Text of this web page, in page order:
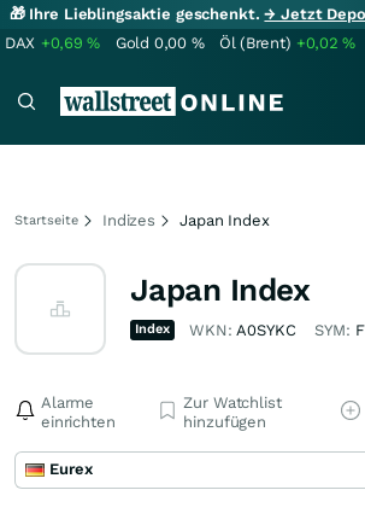
🎁 Ihre Lieblingsaktie geschenkt.→ Jetzt
DAX +0,69% Gold 0,00 % Öl (Brent) +0,02%
Startseite Indizes Japan Index
Japan Index
Index WKN:A0SYKC SYM:
Alarme
einrichten
Zur Watchlist
hinzufügen
Eurex